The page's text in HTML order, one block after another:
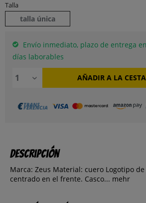
Talla
talla única
Envío inmediato, plazo de entrega
días laborables
AÑADIR A LA CESTA
Descripción
Marca: Zeus Material: cuero Logotipo
centrado en el frente. Casco... mehr